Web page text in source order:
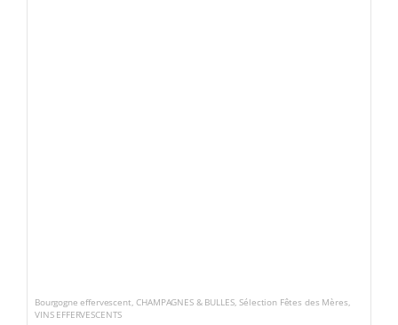
Bourgogne effervescent,CHAMPAGNES & BULLES,Sélection Fêtes des Mères,
VINS EFFERVESCENTS